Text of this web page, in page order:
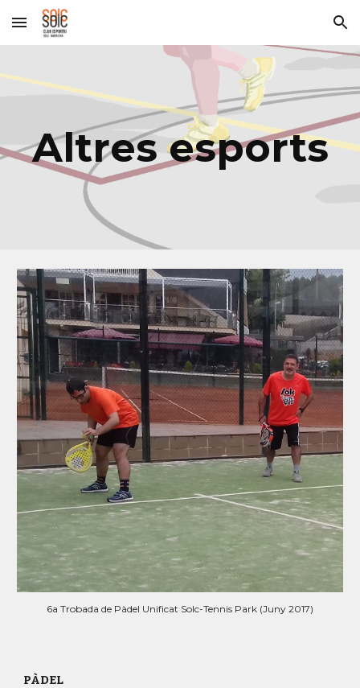
Skip to main content Skip to navigation
Altres esports
6a Trobada de Pàdel Unificat Solc-Tennis Park (Juny 2017)
PÀDEL